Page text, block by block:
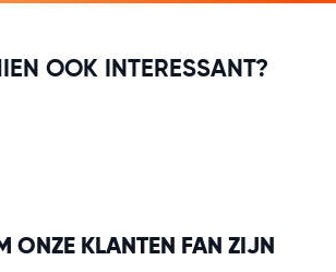
OOK INTERESSANT?
ONZE KLANTEN FAN ZIJN